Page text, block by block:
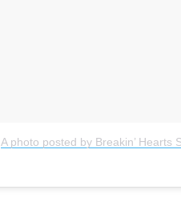
A photo posted by Breakin’ Hearts